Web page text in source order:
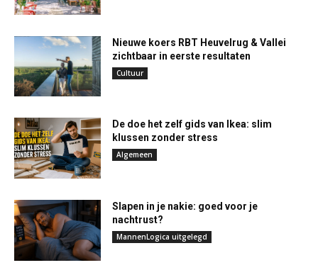
Nieuwe koers RBT Heuvelrug & Vallei
zichtbaar in eerste resultaten
Cultuur
De doe het zelf gids van Ikea: slim
klussen zonder stress
Algemeen
Slapen in je nakie: goed voor je
nachtrust?
MannenLogica uitgelegd